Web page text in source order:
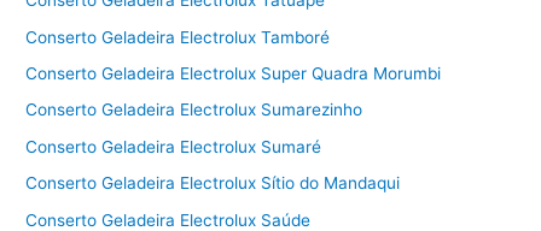
Conserto Geladeira Electrolux Tamboré
Conserto Geladeira Electrolux Super Quadra Morumbi
Conserto Geladeira Electrolux Sumarezinho
Conserto Geladeira Electrolux Sumaré
Conserto Geladeira Electrolux Sítio do Mandaqui
Conserto Geladeira Electrolux Saúde